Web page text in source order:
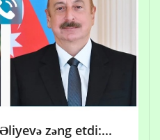
zəng etdi:...